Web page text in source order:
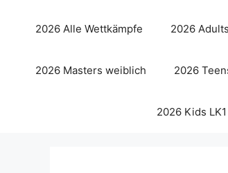
2026 Alle Wettkämpfe 2026
2026 Masters weiblich 2026
2026 Kids